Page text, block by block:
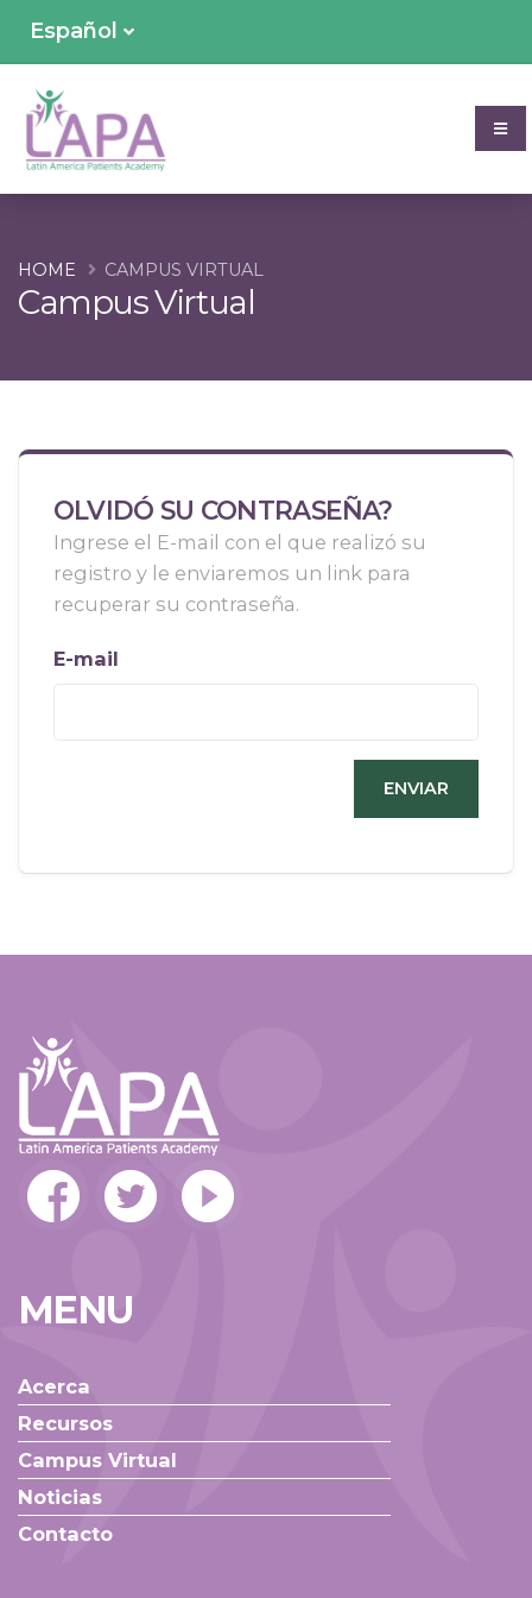
Español
Campus Virtual
HOME CAMPUS VIRTUAL
OLVIDÓ SU CONTRASEÑA?
Ingrese el E-mail con el que realizó su
registro y le enviaremos un link para
recuperar su contraseña.
E-mail
MENU
Acerca
Recursos
Campus Virtual
Noticias
Contacto